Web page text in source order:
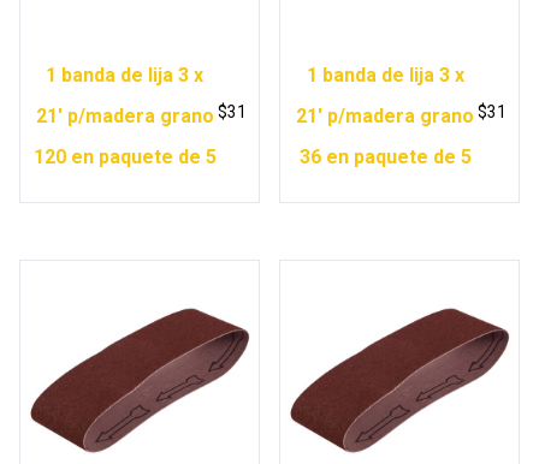
1 banda de lija 3 x
21′ p/madera grano
120 en paquete de 5
$31
1 banda de lija 3 x
21′ p/madera grano
36 en paquete de 5
$31